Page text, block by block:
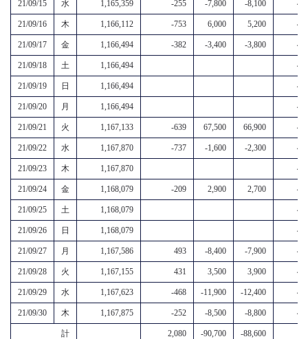
21/09/15 水 1,165,359 -255 -7,800 -8,100
21/09/16 木 1,166,112 -753 6,000 5,200
21/09/17 金 1,166,494 -382 -3,400 -3,800
21/09/18 土 1,166,494
21/09/19 日 1,166,494
21/09/20 月 1,166,494
21/09/21 火 1,167,133 -639 67,500 66,900
21/09/22 水 1,167,870 -737 -1,600 -2,300
21/09/23 木 1,167,870
21/09/24 金 1,168,079 -209 2,900 2,700
21/09/25 土 1,168,079
21/09/26 日 1,168,079
21/09/27 月 1,167,586 493 -8,400 -7,900
21/09/28 火 1,167,155 431 3,500 3,900
21/09/29 水 1,167,623 -468 -11,900 -12,400
21/09/30 木 1,167,875 -252 -8,500 -8,800
計 2,080 -90,700 -88,600